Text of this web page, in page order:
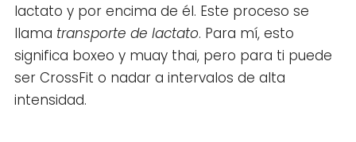
lactato y por encima de él. Este proceso se
llama transporte de lactato. Para mí, esto
significa boxeo y muay thai, pero para ti puede
ser CrossFit o nadar a intervalos de alta
intensidad.